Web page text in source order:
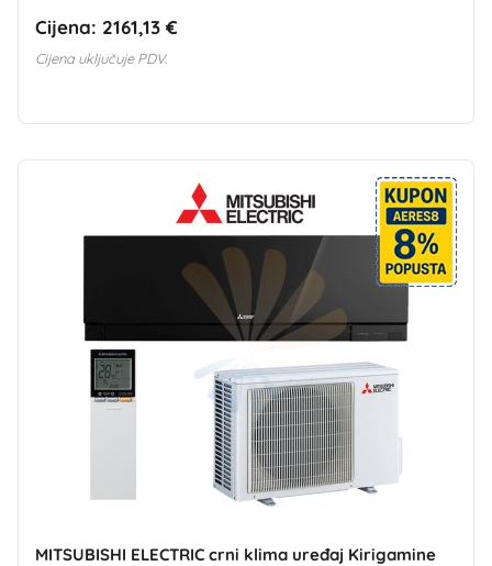
Cijena: 2161,13 €
Cijena uključuje PDV.
MITSUBISHI ELECTRIC crni klima uređaj Kirigamine